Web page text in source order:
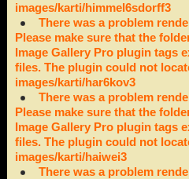
images/karti/himmel6sdorff3
There was a problem
Please make sure that the
Image Gallery Pro plugin tags
files. The plugin could not
images/karti/har6kov3
There was a problem
Please make sure that the
Image Gallery Pro plugin tags
files. The plugin could not
images/karti/haiwei3
There was a problem